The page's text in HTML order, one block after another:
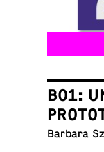
B01:
Barbara